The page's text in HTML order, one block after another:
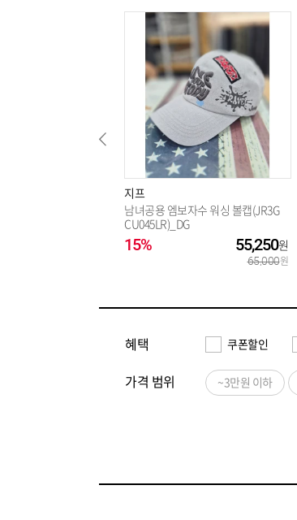
지프
남녀공용 엠보자수 워싱 볼캡(JR3G
CU045LR)_DG
15% 55,250
65,000
혜택 쿠폰할인
가격 범위 ~3만원 이하